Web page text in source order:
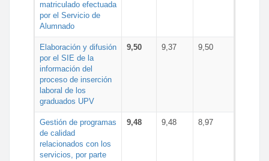
matriculado efectuada
por el Servicio de
Alumnado
Elaboración y difusión
por el SIE de la
información del
proceso de inserción
laboral de los
graduados UPV
9,50 9,37 9,50
Gestión de programas
de calidad
relacionados con los
servicios, por parte
9,48 9,48 8,97